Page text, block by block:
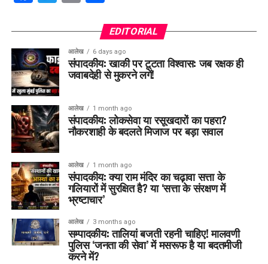
EDITORIAL
आलेख 6 days ago
संपादकीय: खाकी पर टूटता विश्वास: जब रक्षक ही
जवाबदेही से मुकरने लगें!
आलेख 1 month ago
संपादकीय: लोकसेवा या रसूखदारों का पहरा?
नौकरशाही के बदलते मिजाज पर बड़ा सवाल
आलेख 1 month ago
संपादकीय: क्या राम मंदिर का चढ़ावा सत्ता के
गलियारों में सुरक्षित है? या ‘सत्ता के संरक्षण में
भ्रष्टाचार’
आलेख 3 months ago
सम्पादकीय: तालियां बजती रहनी चाहिए! मालवणी
पुलिस ‘जनता की सेवा’ में मसरूफ है या बदतमीजी
करने में?